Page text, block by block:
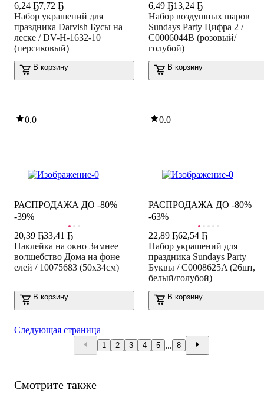
6,24 Ҕ7,72 Ҕ
Набор украшений для
праздника Darvish Бусы на
леске / DV-H-1632-10
(персиковый)
В корзину
6,49 Ҕ13,24 Ҕ
Набор воздушных шаров
Sundays Party Цифра 2 /
C0006044B (розовый/
голубой)
В корзину
0.0
-39%
РАСПРОДАЖА ДО -80%
20,39 Ҕ33,41 Ҕ
Наклейка на окно Зимнее
волшебство Дома на фоне
елей / 10075683 (50х34см)
В корзину
0.0
-63%
РАСПРОДАЖА ДО -80%
22,89 Ҕ62,54 Ҕ
Набор украшений для
праздника Sundays Party
Буквы / C0008625A (26шт,
белый/голубой)
В корзину
Следующая страница
1 2 3 4 5 ... 8
Смотрите также